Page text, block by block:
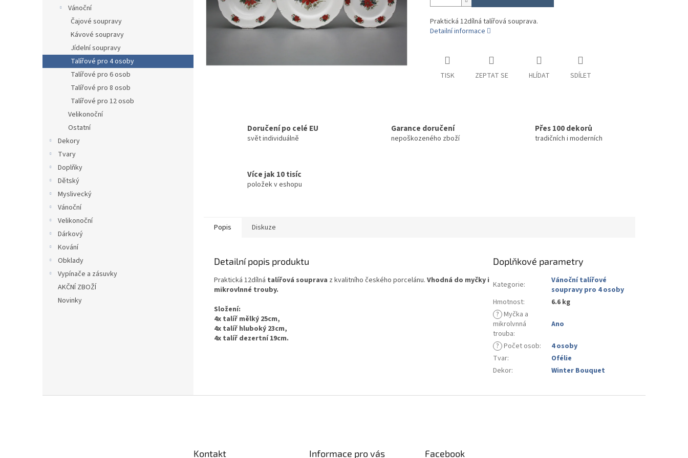
Vánoční
Čajové soupravy
Kávové soupravy
Jídelní soupravy
Talířové pro 4 osoby
Talířové pro 6 osob
Talířové pro 8 osob
Talířové pro 12 osob
Velikonoční
Ostatní
Dekory
Tvary
Doplňky
Dětský
Myslivecký
Vánoční
Velikonoční
Dárkový
Kování
Obklady
Vypínače a zásuvky
AKČNÍ ZBOŽÍ
Novinky
Praktická 12dílná talířová souprava.
Detailní informace
TISK ZEPTAT SE HLÍDAT SDÍLET
Doručení po celé EU
svět individuálně
Garance doručení
nepoškozeného zboží
Přes 100 dekorů
tradičních i moderních
Více jak 10 tisíc
položek v eshopu
Popis Diskuze
Detailní popis produktu
Praktická 12dílná talířová souprava z kvalitního českého porcelánu. Vhodná do myčky i
mikrovlnné trouby.
Složení:
4x talíř mělký 25cm,
4x talíř hluboký 23cm,
4x talíř dezertní 19cm.
Doplňkové parametry
Kategorie:
Vánoční talířové
soupravy pro 4 osoby
Hmotnost:
6.6 kg
? Myčka a
mikrolvnná
trouba:
Ano
? Počet osob:
4 osoby
Tvar:
Ofélie
Dekor: Winter Bouquet
Kontakt Informace pro vás Facebook